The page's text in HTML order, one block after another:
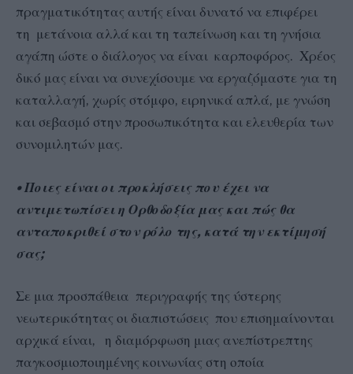
πραγματικότητας αυτής είναι δυνατό να επιφέρει
τη μετάνοια αλλά και τη ταπείνωση και τη γνήσια
αγάπη ώστε ο διάλογος να είναι καρποφόρος. Χρέος
δικό μας είναι να συνεχίσουμε να εργαζόμαστε για τη
καταλλαγή, χωρίς στόμφο, ειρηνικά απλά, με γνώση
και σεβασμό στην προσωπικότητα και ελευθερία των
συνομιλητών μας.
• Ποιες είναι οι προκλήσεις που έχει να
αντιμετωπίσει η Ορθοδοξία μας και πώς θα
ανταποκριθεί στον ρόλο της, κατά την εκτίμησή
σας;
Σε μια προσπάθεια περιγραφής της ύστερης
νεωτερικότητας οι διαπιστώσεις που επισημαίνονται
αρχικά είναι, η διαμόρφωση μιας ανεπίστρεπτης
παγκοσμιοποιημένης κοινωνίας στη οποία